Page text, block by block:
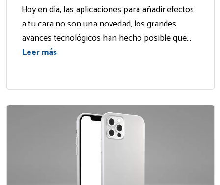
Hoy en día, las aplicaciones para añadir efectos
a tu cara no son una novedad, los grandes
avances tecnológicos han hecho posible que...
Leer más